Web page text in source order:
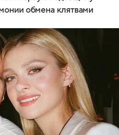
обмена клятвами